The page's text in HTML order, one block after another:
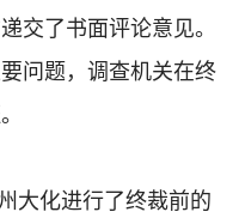
了书面评论意见。
问题，调查机关在终
化进行了终裁前的